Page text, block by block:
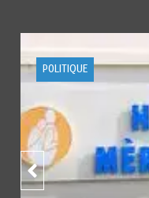
TOGO : Bon vent
août 6, 2026 4
1
RODRI AU BARÇA